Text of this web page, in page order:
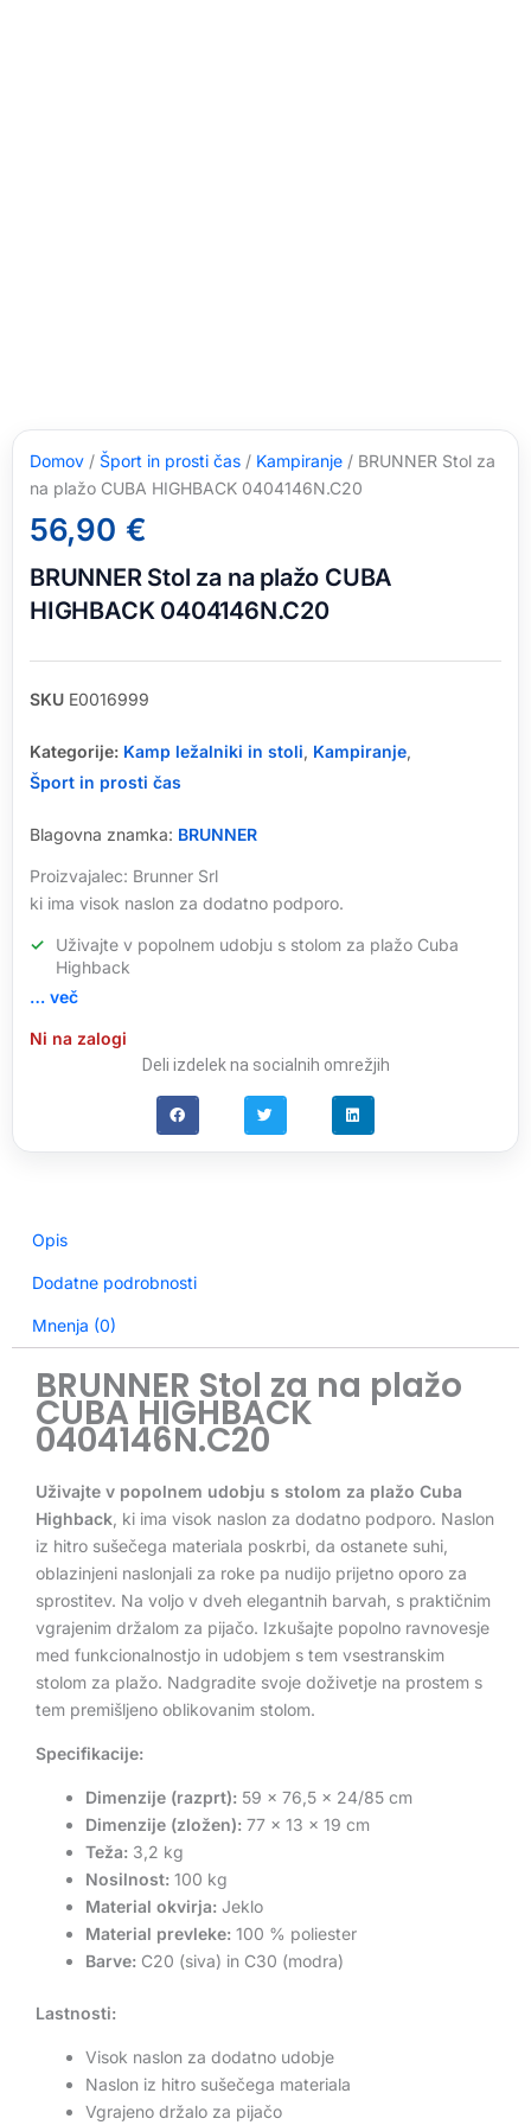
Domov / Šport in prosti čas / Kampiranje / BRUNNER Stol za
na plažo CUBA HIGHBACK 0404146N.C20
56,90 €
BRUNNER Stol za na plažo CUBA
HIGHBACK 0404146N.C20
SKU E0016999
Kategorije: Kamp ležalniki in stoli, Kampiranje,
Šport in prosti čas
Blagovna znamka: BRUNNER
Proizvajalec: Brunner Srl
ki ima visok naslon za dodatno podporo.
Uživajte v popolnem udobju s stolom za plažo Cuba
Highback
… več
Ni na zalogi
Deli izdelek na socialnih omrežjih
Opis
Dodatne podrobnosti
Mnenja (0)
BRUNNER Stol za na plažo
CUBA HIGHBACK
0404146N.C20
Uživajte v popolnem udobju s stolom za plažo Cuba
Highback , ki ima visok naslon za dodatno podporo. Naslon
iz hitro sušečega materiala poskrbi, da ostanete suhi,
oblazinjeni naslonjali za roke pa nudijo prijetno oporo za
sprostitev. Na voljo v dveh elegantnih barvah, s praktičnim
vgrajenim držalom za pijačo. Izkušajte popolno ravnovesje
med funkcionalnostjo in udobjem s tem vsestranskim
stolom za plažo. Nadgradite svoje doživetje na prostem s
tem premišljeno oblikovanim stolom.
Specifikacije:
Dimenzije (razprt): 59 x 76,5 x 24/85 cm
Dimenzije (zložen): 77 x 13 x 19 cm
Teža: 3,2 kg
Nosilnost: 100 kg
Material okvirja: Jeklo
Material prevleke: 100 % poliester
Barve: C20 (siva) in C30 (modra)
Lastnosti:
Visok naslon za dodatno udobje
Naslon iz hitro sušečega materiala
Vgrajeno držalo za pijačo